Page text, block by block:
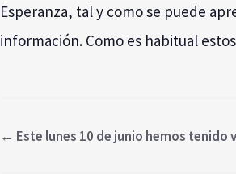
Esperanza, tal y como se puede
información. Como es habitual
← Este lunes 10 de junio hemos tenido